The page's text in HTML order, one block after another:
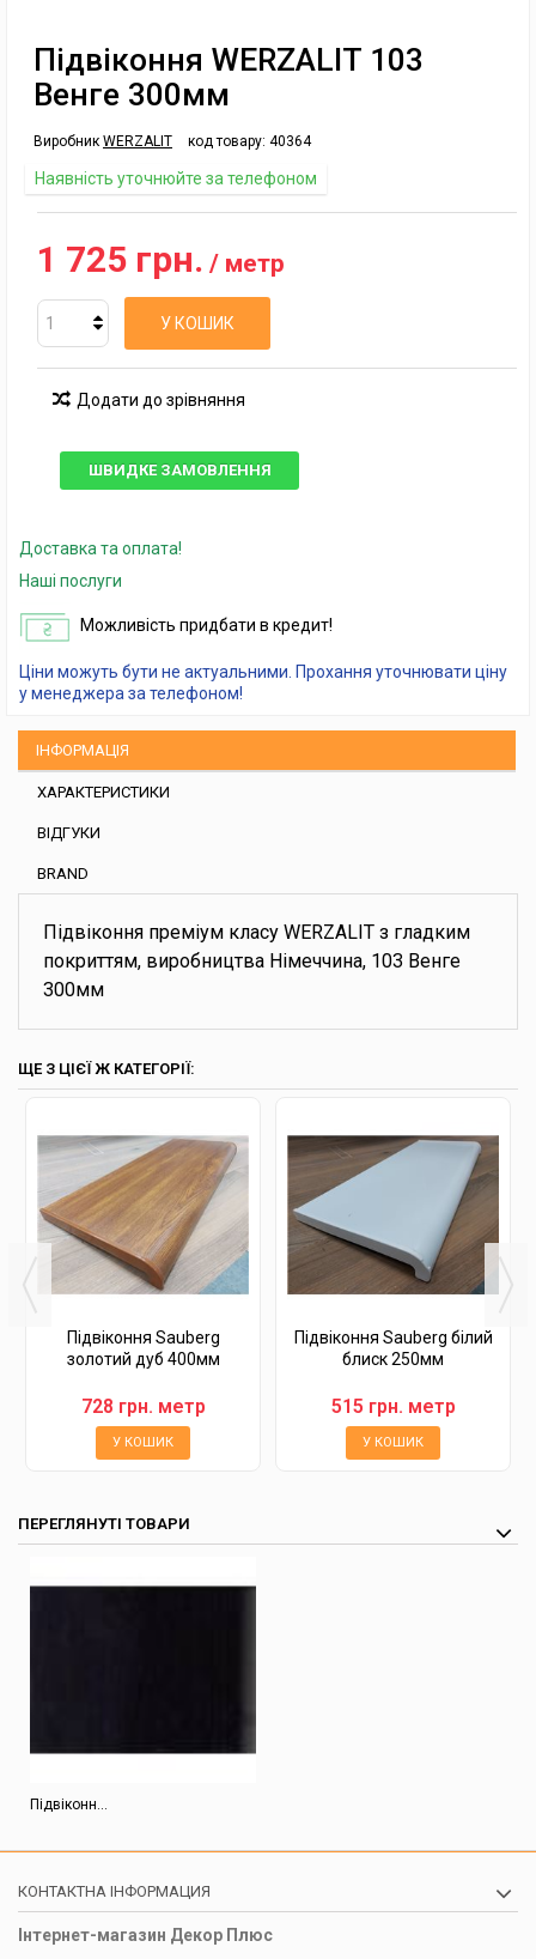
Підвіконня WERZALIT 103
Венге 300мм
Виробник WERZALIT код товару: 40364
Наявність уточнюйте за телефоном
1 725 грн. / метр
У КОШИК
Додати до зрівняння
ШВИДКЕ ЗАМОВЛЕННЯ
Доставка та оплата!
Наші послуги
Можливість придбати в кредит!
Ціни можуть бути не актуальними. Прохання уточнювати ціну
у менеджера за телефоном!
ІНФОРМАЦІЯ
ХАРАКТЕРИСТИКИ
ВІДГУКИ
BRAND
Підвіконня преміум класу WERZALIT з гладким
покриттям, виробництва Німеччина, 103 Венге
300мм
ЩЕ З ЦІЄЇ Ж КАТЕГОРІЇ:
Підвіконня Sauberg
золотий дуб 400мм
728 грн. метр
У КОШИК
Підвіконня Sauberg білий
блиск 250мм
515 грн. метр
У КОШИК
ПЕРЕГЛЯНУТІ ТОВАРИ
Підвіконн...
КОНТАКТНА ІНФОРМАЦИЯ
Інтернет-магазин Декор Плюс